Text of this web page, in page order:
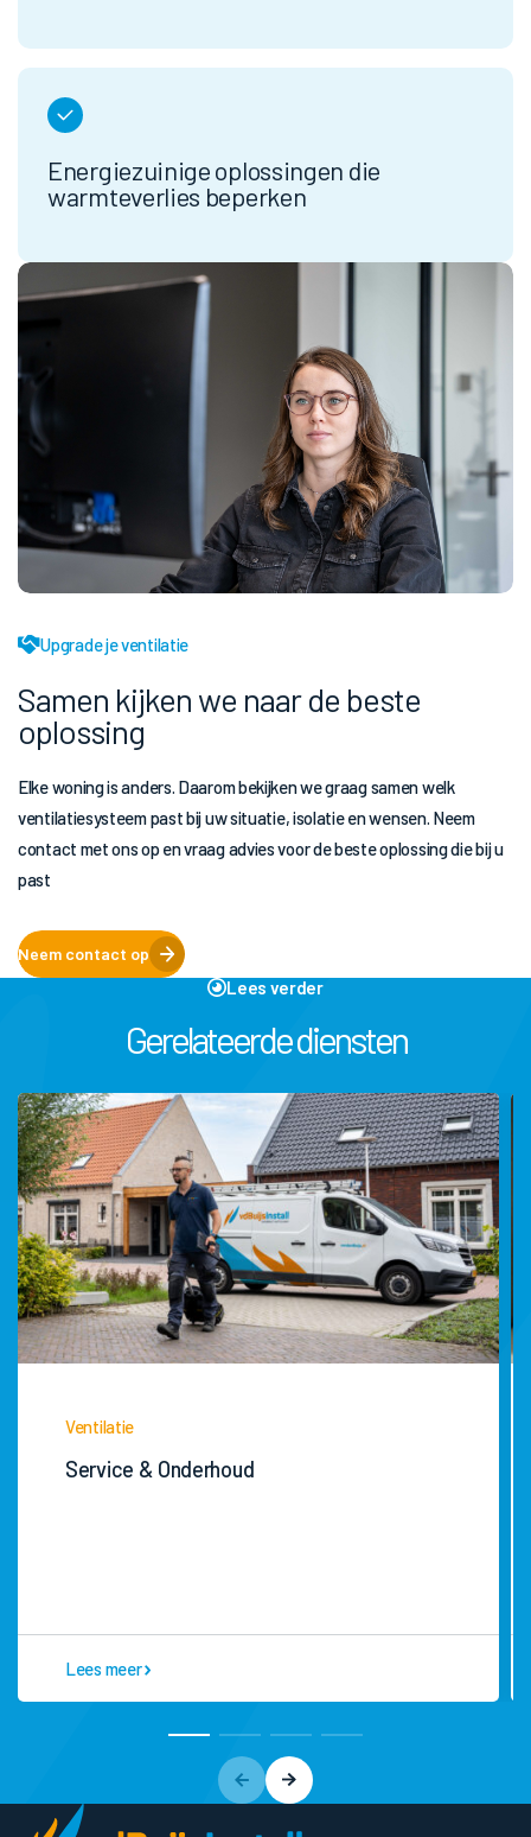
Energiezuinige oplossingen die
warmteverlies beperken
Upgrade je ventilatie
Samen kijken we naar de beste
oplossing
Elke woning is anders. Daarom bekijken we graag samen welk
ventilatiesysteem past bij uw situatie, isolatie en wensen. Neem
contact met ons op en vraag advies voor de beste oplossing die bij u
past
Neem contact op
Lees verder
Gerelateerde diensten
Ventilatie
Service & Onderhoud
Lees meer